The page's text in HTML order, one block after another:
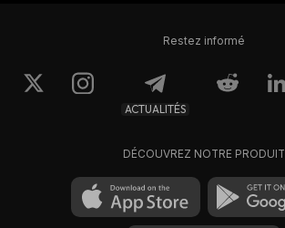
Restez informé
ACTUALITÉS
DÉCOUVREZ NOTRE PRODUIT